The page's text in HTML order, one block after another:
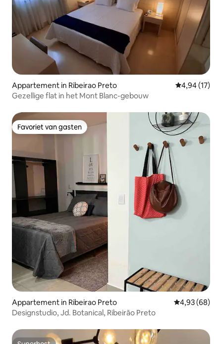
Appartement in Ribeirao Preto Gemiddelde
4,94 (17)
Gezellige flat in het Mont Blanc-gebouw
Favoriet van gasten
Favoriet van gasten
Appartement in Ribeirao Preto Gemiddelde
4,93 (68)
Designstudio, Jd. Botanical, Ribeirão Preto